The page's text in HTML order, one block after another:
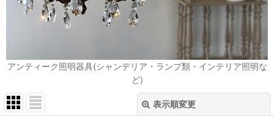
アンティーク照明器具(シャンデリア・ランプ類・インテリア照明な
ど)
表示順変更